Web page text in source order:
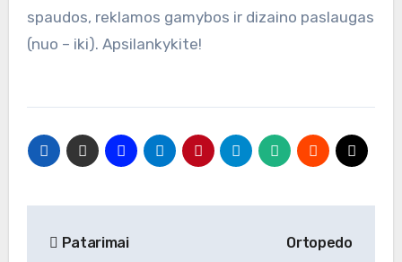
spaudos, reklamos gamybos ir dizaino paslaugas
(nuo – iki). Apsilankykite!
Patarimai
Ortopedo